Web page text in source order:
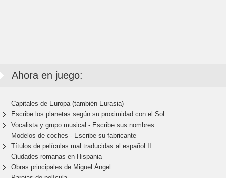
Ahora en juego:
Capitales de Europa (también Eurasia)
Escribe los planetas según su proximidad con el Sol
Vocalista y grupo musical - Escribe sus nombres
Modelos de coches - Escribe su fabricante
Títulos de películas mal traducidas al español II
Ciudades romanas en Hispania
Obras principales de Miguel Ángel